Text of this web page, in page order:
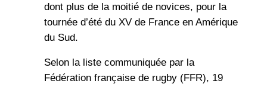
dont plus de la moitié de novices, pour la
tournée d’été du XV de France en Amérique
du Sud.
Selon la liste communiquée par la
Fédération française de rugby (FFR), 19